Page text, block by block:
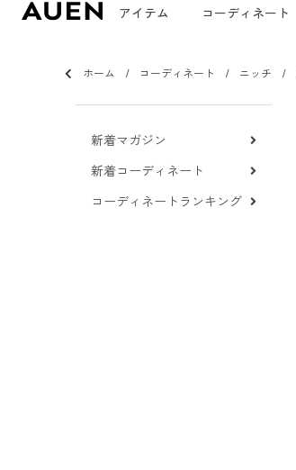
アイテム コーディネート
ホーム コーディネート ニッチ
新着マガジン
新着コーディネート
コーディネートランキング